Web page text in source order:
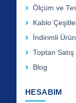
Ölçüm ve
Kablo
İndirimli
Toptan Satış
Blog
HESABIM